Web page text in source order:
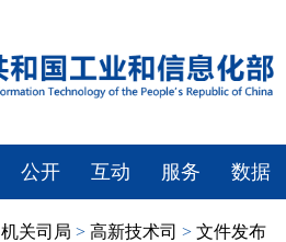
公开 互动 服务 数据
机关司局 > 高新技术司 > 文件发布